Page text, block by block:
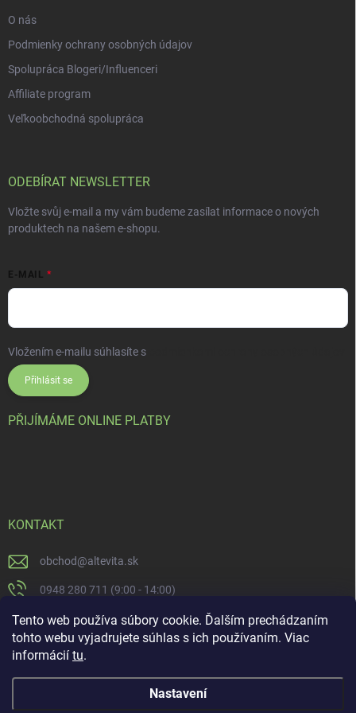
Tento web používa súbory cookie. Ďalším prechádzaním
tohto webu vyjadrujete súhlas s ich používaním. Viac
informácií tu.
Nastavení
O nás
Podmienky ochrany osobných údajov
Spolupráca Blogeri/Influenceri
Affiliate program
Veľkoobchodná spolupráca
ODEBÍRAT NEWSLETTER
Vložte svůj e-mail a my vám budeme zasílat informace o nových
produktech na našem e-shopu.
E-MAIL
Vložením e-mailu súhlasíte s
Přihlásit se
PŘIJÍMÁME ONLINE PLATBY
KONTAKT
obchod@altevita.sk
0948 280 711 (9:00 - 14:00)
Altevita.sk
altevita